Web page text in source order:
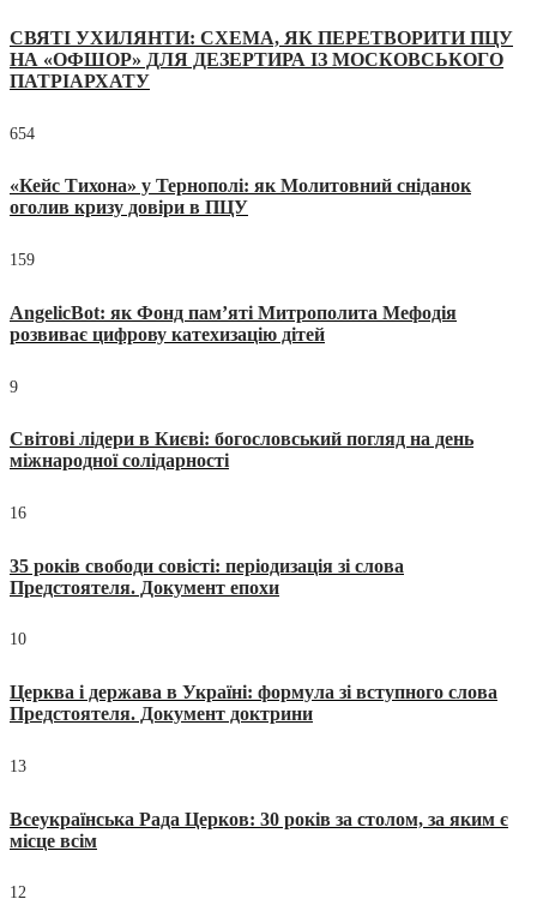
СВЯТІ УХИЛЯНТИ: СХЕМА, ЯК ПЕРЕТВОРИТИ ПЦУ
НА «ОФШОР» ДЛЯ ДЕЗЕРТИРА ІЗ МОСКОВСЬКОГО
ПАТРІАРХАТУ
654
«Кейс Тихона» у Тернополі: як Молитовний сніданок
оголив кризу довіри в ПЦУ
159
AngelicBot: як Фонд пам’яті Митрополита Мефодія
розвиває цифрову катехизацію дітей
9
Світові лідери в Києві: богословський погляд на день
міжнародної солідарності
16
35 років свободи совісті: періодизація зі слова
Предстоятеля. Документ епохи
10
Церква і держава в Україні: формула зі вступного слова
Предстоятеля. Документ доктрини
13
Всеукраїнська Рада Церков: 30 років за столом, за яким є
місце всім
12